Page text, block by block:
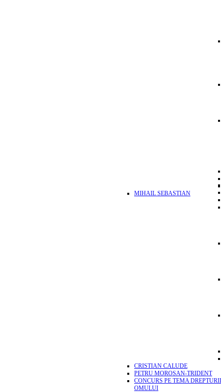
MIHAIL SEBASTIAN
CRISTIAN CALUDE
PETRU MOROSAN-TRIDENT
CONCURS PE TEMA
OMULUI